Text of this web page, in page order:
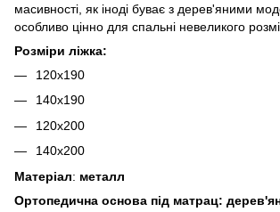
масивності, як іноді буває з дерев'яними
особливо цінно для спальні невеликого
Розміри ліжка:
120х190
140х190
120х200
140х200
Матеріал: металл
Ортопедична основа під матрац: